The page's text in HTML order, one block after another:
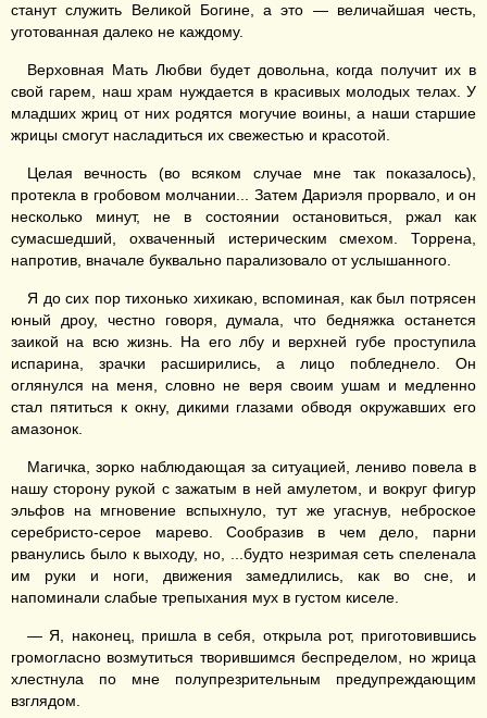
станут служить Великой Богине, а это — величайшая честь,
уготованная далеко не каждому.
Верховная Мать Любви будет довольна, когда получит их в
свой гарем, наш храм нуждается в красивых молодых телах. У
младших жриц от них родятся могучие воины, а наши старшие
жрицы смогут насладиться их свежестью и красотой.
Целая вечность (во всяком случае мне так показалось),
протекла в гробовом молчании... Затем Дариэля прорвало, и он
несколько минут, не в состоянии остановиться, ржал как
сумасшедший, охваченный истерическим смехом. Торрена,
напротив, вначале буквально парализовало от услышанного.
Я до сих пор тихонько хихикаю, вспоминая, как был потрясен
юный дроу, честно говоря, думала, что бедняжка останется
заикой на всю жизнь. На его лбу и верхней губе проступила
испарина, зрачки расширились, а лицо побледнело. Он
оглянулся на меня, словно не веря своим ушам и медленно
стал пятиться к окну, дикими глазами обводя окружавших его
амазонок.
Магичка, зорко наблюдающая за ситуацией, лениво повела в
нашу сторону рукой с зажатым в ней амулетом, и вокруг фигур
эльфов на мгновение вспыхнуло, тут же угаснув, неброское
серебристо-серое марево. Сообразив в чем дело, парни
рванулись было к выходу, но, ...будто незримая сеть спеленала
им руки и ноги, движения замедлились, как во сне, и
напоминали слабые трепыхания мух в густом киселе.
— Я, наконец, пришла в себя, открыла рот, приготовившись
громогласно возмутиться творившимся беспределом, но жрица
хлестнула по мне полупрезрительным предупреждающим
взглядом.